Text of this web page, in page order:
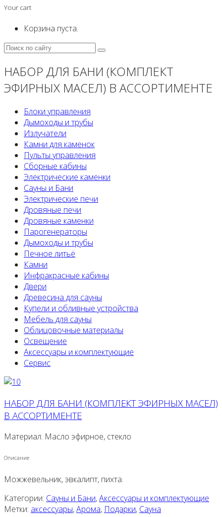
Your cart
Корзина пуста.
НАБОР ДЛЯ БАНИ (КОМПЛЕКТ
ЭФИРНЫХ МАСЕЛ) В АССОРТИМЕНТЕ
Блоки управления
Дымоходы и трубы
Излучатели
Камни для каменок
Пульты управления
Сборные кабины
Электрические каменки
Сауны и Бани
Электрические печи
Дровяные печи
Дровяные каменки
Парогенераторы
Дымоходы и трубы
Печное литьё
Камни
Инфракрасные кабины
Двери
Древесина для сауны
Купели и обливные устройства
Мебель для сауны
Облицовочные материалы
Освещение
Аксессуары и комплектующие
Сервис
НАБОР ДЛЯ БАНИ (КОМПЛЕКТ ЭФИРНЫХ МАСЕЛ)
В АССОРТИМЕНТЕ
Материал: Масло эфирное, стекло
Описание
Можжевельник, эвкалипт, пихта.
Категории: Сауны и Бани,Аксессуары и комплектующие
Метки: аксессуары,Арома, Подарки, Сауна